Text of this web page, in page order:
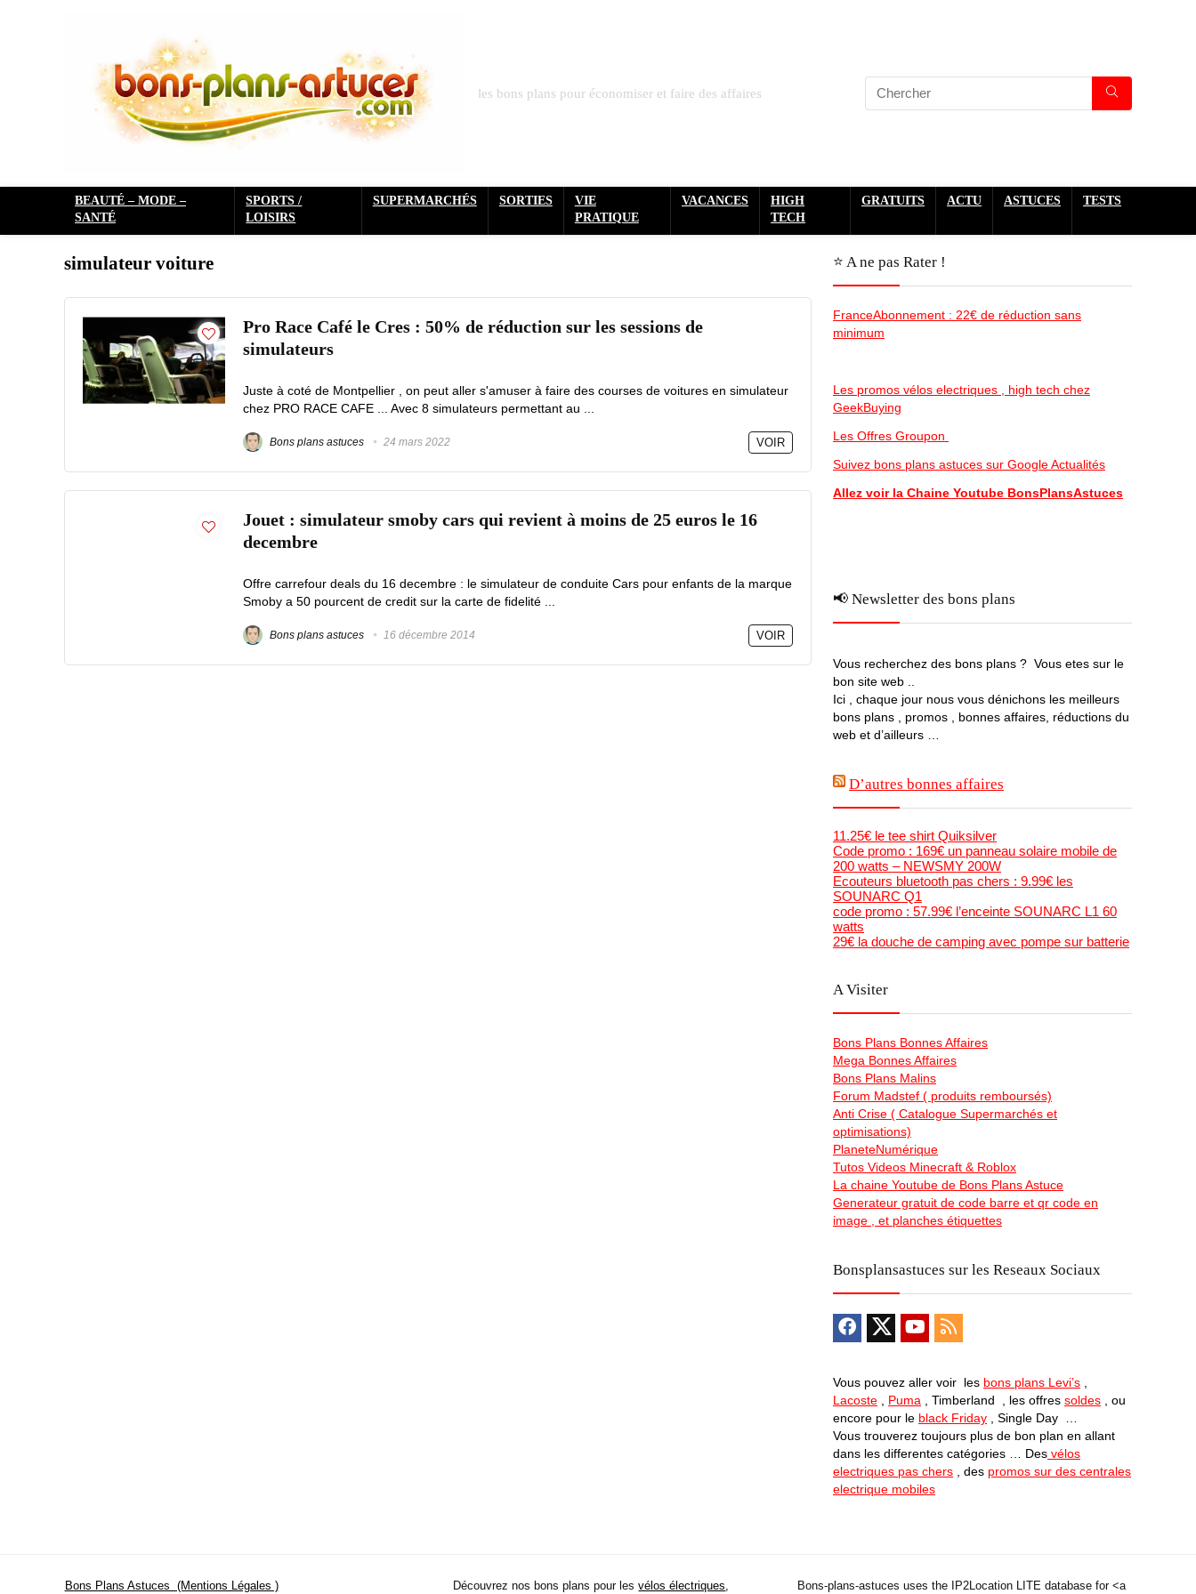
les bons plans pour économiser et faire des affaires
BEAUTÉ – MODE –
SANTÉ
SPORTS /
LOISIRS
SUPERMARCHÉS SORTIES
VIE
PRATIQUE
VACANCES
HIGH
TECH
GRATUITS ACTU ASTUCES TESTS
simulateur voiture
Pro Race Café le Cres : 50% de réduction sur les sessions de
simulateurs
Juste à coté de Montpellier , on peut aller s'amuser à faire des courses de voitures en simulateur
chez PRO RACE CAFE ... Avec 8 simulateurs permettant au ...
Bons plans astuces 24 mars 2022 VOIR
Jouet : simulateur smoby cars qui revient à moins de 25 euros le 16
decembre
Offre carrefour deals du 16 decembre : le simulateur de conduite Cars pour enfants de la marque
Smoby a 50 pourcent de credit sur la carte de fidelité ...
Bons plans astuces 16 décembre 2014 VOIR
⭐️ A ne pas Rater !
FranceAbonnement : 22€ de réduction sans
minimum
Les promos vélos electriques , high tech chez
GeekBuying
Les Offres Groupon
Suivez bons plans astuces sur Google Actualités
Allez voir la Chaine Youtube BonsPlansAstuces
📢 Newsletter des bons plans
Vous recherchez des bons plans ? Vous etes sur le
bon site web ..
Ici , chaque jour nous vous dénichons les meilleurs
bons plans , promos , bonnes affaires, réductions du
web et d’ailleurs …
D’autres bonnes affaires
11.25€ le tee shirt Quiksilver
Code promo : 169€ un panneau solaire mobile de
200 watts – NEWSMY 200W
Ecouteurs bluetooth pas chers : 9.99€ les
SOUNARC Q1
code promo : 57.99€ l’enceinte SOUNARC L1 60
watts
29€ la douche de camping avec pompe sur batterie
A Visiter
Bons Plans Bonnes Affaires
Mega Bonnes Affaires
Bons Plans Malins
Forum Madstef ( produits remboursés)
Anti Crise ( Catalogue Supermarchés et
optimisations)
PlaneteNumérique
Tutos Videos Minecraft & Roblox
La chaine Youtube de Bons Plans Astuce
Generateur gratuit de code barre et qr code en
image , et planches étiquettes
Bonsplansastuces sur les Reseaux Sociaux
Vous pouvez aller voir les bons plans Levi’s
Lacoste
Puma , Timberland , les offres soldes , ou
encore pour le black Friday , Single Day …
Vous trouverez toujours plus de bon plan en allant
dans les differentes catégories … Des vélos
electriques pas chers , des promos sur des centrales
electrique mobiles
Bons Plans Astuces (Mentions Légales ) Découvrez nos bons plans pour lesvélos électriques, Bons-plans-astuces uses the IP2Location LITE database for <a